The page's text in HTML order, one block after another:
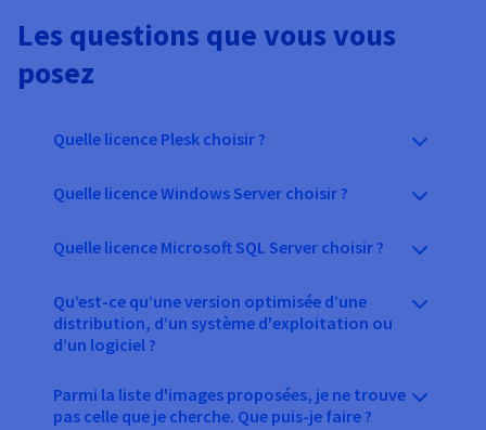
Les questions que vous vous
posez
Quelle licence Plesk choisir ?
Quelle licence Windows Server choisir ?
Quelle licence Microsoft SQL Server choisir ?
Qu’est-ce qu’une version optimisée d’une
distribution, d’un système d'exploitation ou
d’un logiciel ?
Parmi la liste d'images proposées, je ne trouve
pas celle que je cherche. Que puis-je faire ?